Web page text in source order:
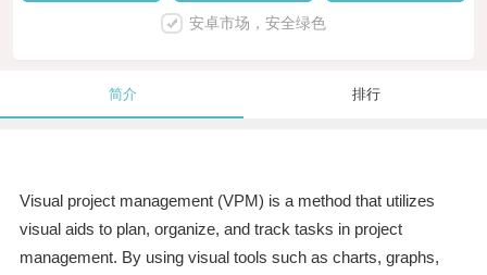
安卓市场，安全绿色
简介 排行
Visual project management (VPM) is a method that utilizes
visual aids to plan, organize, and track tasks in project
management. By using visual tools such as charts, graphs,